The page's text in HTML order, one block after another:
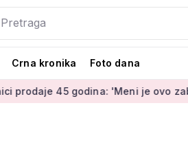
Crna kronika Foto dana
'Meni je ovo zabava i terapija'